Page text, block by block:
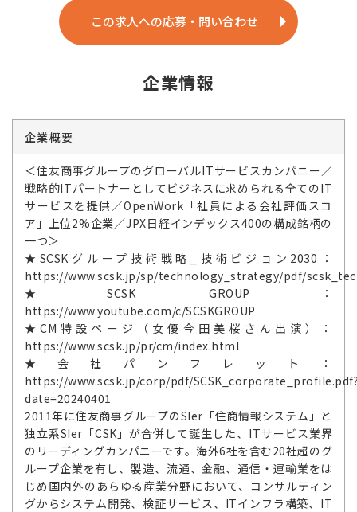
この求人への応募・問い合わせ
企業情報
企業概要
＜住友商事グループのグローバルITサービスカンパニー／
戦略的ITパートナーとしてビジネスに求められる全てのIT
サービスを提供／OpenWork「社員による会社評価スコ
ア」上位2%企業／JPX日経インデックス400の構成銘柄の
一つ＞
★SCSKグループ技術戦略_技術ビジョン2030：
https://www.scsk.jp/sp/technology_strategy/pdf/
★SCSK GROUP：
https://www.youtube.com/c/SCSKGROUP
★CM特設ページ（女優今田美桜さん出演）：
https://www.scsk.jp/pr/cm/index.html
★会社パンフレット：
https://www.scsk.jp/corp/pdf/
date=20240401
2011年に住友商事グループのSIer「住商情報システム」と
独立系SIer「CSK」が合併して誕生した、ITサービス業界
のリーディングカンパニーです。海外6社を含む20社超のグ
ループ企業を有し、製造、流通、金融、通信・運輸業をは
じめ国内外のあらゆる産業分野において、コンサルティン
グからシステム開発、検証サービス、ITインフラ構築、IT